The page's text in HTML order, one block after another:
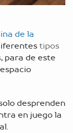
de la
tipos
, para de este
desprenden
en juego la